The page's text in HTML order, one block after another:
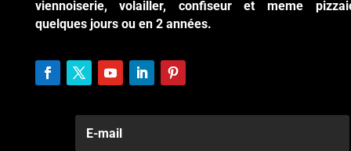
viennoiserie, volailler, confiseur et meme
quelques jours ou en 2 années.